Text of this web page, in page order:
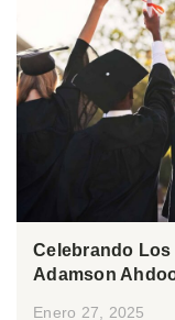
Celebrando Los
Adamson
Enero 27, 2025